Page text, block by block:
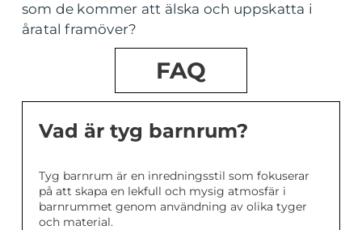
som de kommer att älska och uppskatta i
åratal framöver?
FAQ
Vad är tyg barnrum?
Tyg barnrum är en inredningsstil som fokuserar
på att skapa en lekfull och mysig atmosfär i
barnrummet genom användning av olika tyger
och material.